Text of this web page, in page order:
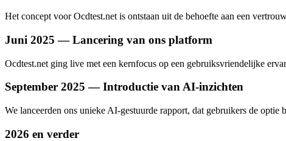
Het concept voor Ocdtest.net is ontstaan uit de behoefte aan een
Juni 2025 — Lancering van ons platform
Ocdtest.net ging live met een kernfocus op een gebruiksvriendelijke
September 2025 — Introductie van AI-inzichten
We lanceerden ons unieke AI-gestuurde rapport, dat gebruikers de
2026 en verder